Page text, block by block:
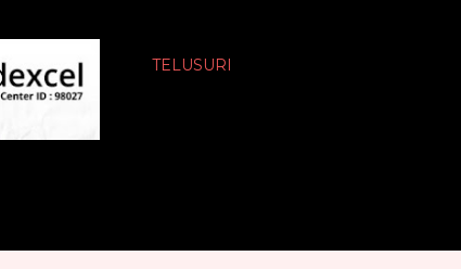
TELUSURI